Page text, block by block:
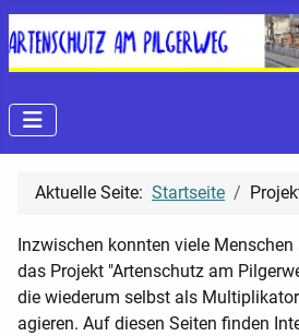
Aktuelle Seite: Startseite
Inzwischen konnten viele
das Projekt "Artenschutz am
die wiederum selbst als
agieren. Auf diesen Seiten finden